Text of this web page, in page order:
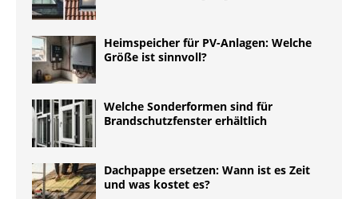
Heimspeicher für PV-Anlagen: Welche
Größe ist sinnvoll?
Welche Sonderformen sind für
Brandschutzfenster erhältlich
Dachpappe ersetzen: Wann ist es Zeit
und was kostet es?